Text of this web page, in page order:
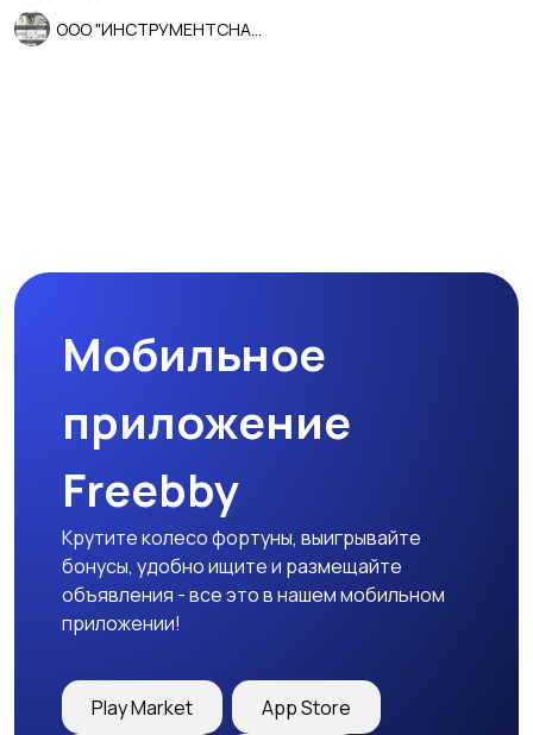
Мобильное
приложение
Freebby
Крутите колесо фортуны, выигрывайте
бонусы, удобно ищите и размещайте
объявления - все это в нашем мобильном
приложении!
Play Market App Store